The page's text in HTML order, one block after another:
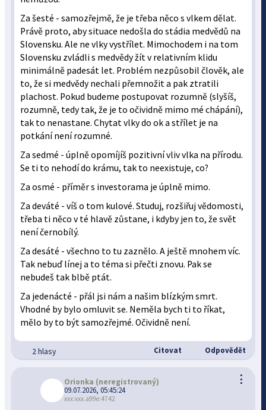
Za šesté - samozřejmě, že je třeba něco s vlkem dělat.
Právě proto, aby situace nedošla do stádia medvědů na
Slovensku. Ale ne vlky vystřílet. Mimochodem i na tom
Slovensku zvládli s medvědy žít v relativním klidu
minimálně padesát let. Problém nezpůsobil člověk, ale
to, že si medvědy nechali přemnožit a pak ztratili
plachost. Pokud budeme postupovat rozumně (slyšíš,
rozumně, tedy tak, že je to očividně mimo mé chápání),
tak to nenastane. Chytat vlky do ok a střílet je na
potkání není rozumné.
Za sedmé - úplně opomíjíš pozitivní vliv vlka na přírodu.
Se ti to nehodí do krámu, tak to neexistuje, co?
Za osmé - příměr s investorama je úplně mimo.
Za deváté - víš o tom kulové. Studuj, rozšiřuj vědomosti,
třeba ti něco v té hlavě zůstane, i kdyby jen to, že svět
není černobílý.
Za desáté - všechno to tu zaznělo. A ještě mnohem víc.
Tak nebuď línej a to téma si přečti znovu. Pak se
nebudeš tak blbě ptát.
Za jedenácté - přál jsi nám a našim blízkým smrt.
Vhodné by bylo omluvit se. Neměla bych ti to říkat,
mělo by to být samozřejmé. Očividně není.
2 hlasy Citovat Odpovědět
⋮
Orionka (neregistrovaný)
09.07.2026, 05:45:24
xxx:xxx.a99e:4742